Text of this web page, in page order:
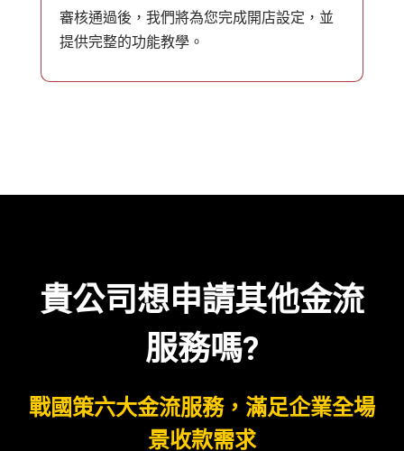
審核通過後，我們將為您完成開店設定，並
提供完整的功能教學。
貴公司想申請其他金流
服務嗎?
戰國策六大金流服務，滿足企業全場
景收款需求